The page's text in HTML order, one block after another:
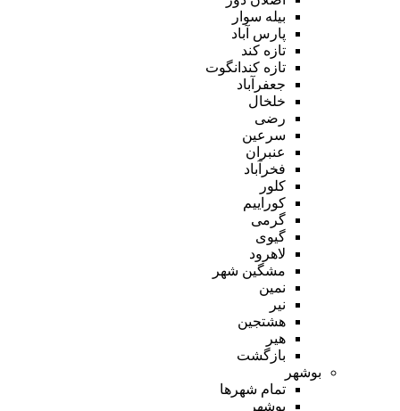
بیله سوار
پارس آباد
تازه کند
تازه کندانگوت
جعفرآباد
خلخال
رضی
سرعین
عنبران
فخرآباد
کلور
کوراییم
گرمی
گیوی
لاهرود
مشگین شهر
نمین
نیر
هشتجین
هیر
بازگشت
بوشهر
تمام شهر‌ها
بوشهر